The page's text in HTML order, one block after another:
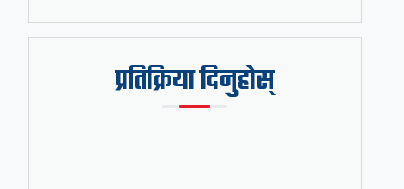
प्रतिक्रिया दिनुहोस्